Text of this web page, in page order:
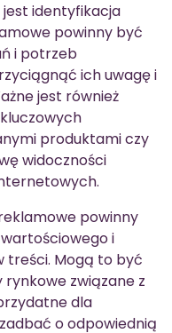
identyfikacja
powinny być
i potrzeb
ich uwagę i
jest również
produktami czy
widoczności
powinny
i
treści. Mogą to być
rynkowe związane z
dla
o odpowiednią